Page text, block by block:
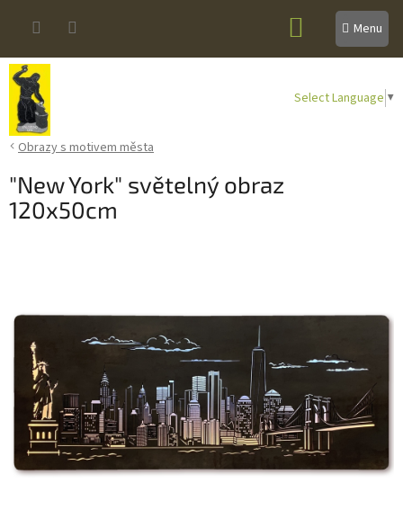
Select Language ▼
NÁKUPNÍ
KOŠÍK
Obrazy s motivem města
"New York" světelný obraz
120x50cm